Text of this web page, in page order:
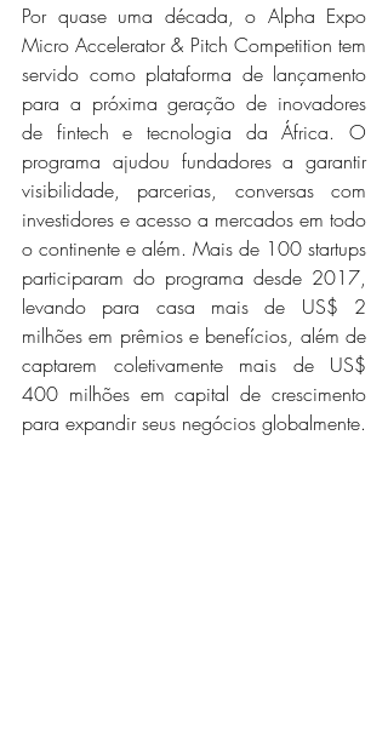
Por quase uma década, o Alpha Expo
Micro Accelerator & Pitch Competition tem
servido como plataforma de lançamento
para a próxima geração de inovadores
de fintech e tecnologia da África. O
programa ajudou fundadores a garantir
visibilidade, parcerias, conversas com
investidores e acesso a mercados em todo
o continente e além. Mais de 100 startups
participaram do programa desde 2017,
levando para casa mais de US$ 2
milhões em prêmios e benefícios, além de
captarem coletivamente mais de US$
400 milhões em capital de crescimento
para expandir seus negócios globalmente.